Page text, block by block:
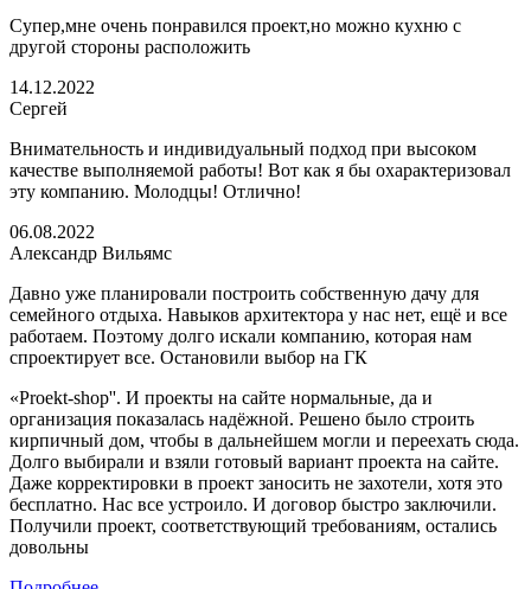
Супер,мне очень понравился проект,но можно кухню с
другой стороны расположить
14.12.2022
Сергей
Внимательность и индивидуальный подход при высоком
качестве выполняемой работы! Вот как я бы охарактеризовал
эту компанию. Молодцы! Отлично!
06.08.2022
Александр Вильямс
Давно уже планировали построить собственную дачу для
семейного отдыха. Навыков архитектора у нас нет, ещё и все
работаем. Поэтому долго искали компанию, которая нам
спроектирует все. Остановили выбор на ГК
«Proekt-shop''. И проекты на сайте нормальные, да и
организация показалась надёжной. Решено было строить
кирпичный дом, чтобы в дальнейшем могли и переехать сюда.
Долго выбирали и взяли готовый вариант проекта на сайте.
Даже корректировки в проект заносить не захотели, хотя это
бесплатно. Нас все устроило. И договор быстро заключили.
Получили проект, соответствующий требованиям, остались
довольны